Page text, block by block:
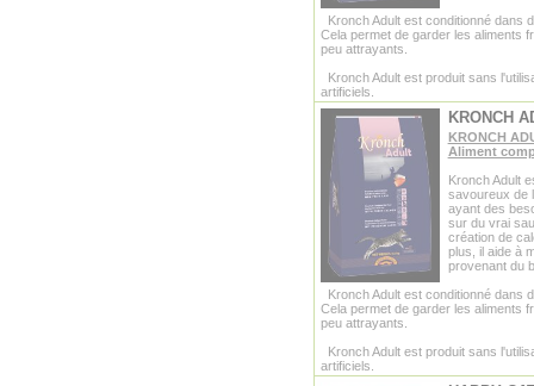
Kronch Adult est conditionné dans
Cela permet de garder les aliments
peu attrayants.
Kronch Adult est produit sans
artificiels.
KRONCH
KRONCH
Aliment
Kronch Adult
savoureux de
ayant des
sur du vrai
création de
plus, il aide à
provenant du
Kronch Adult est conditionné dans
Cela permet de garder les aliments
peu attrayants.
Kronch Adult est produit sans
artificiels.